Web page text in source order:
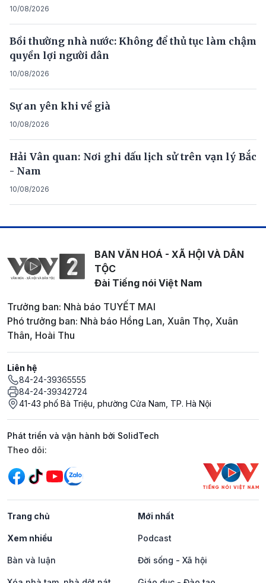
10/08/2026
Bồi thường nhà nước: Không để thủ tục làm chậm
quyền lợi người dân
10/08/2026
Sự an yên khi về già
10/08/2026
Hải Vân quan: Nơi ghi dấu lịch sử trên vạn lý Bắc
- Nam
10/08/2026
BAN VĂN HOÁ - XÃ HỘI VÀ DÂN
TỘC
Đài Tiếng nói Việt Nam
Trưởng ban: Nhà báo TUYẾT MAI
Phó trưởng ban: Nhà báo Hồng Lan, Xuân Thọ, Xuân
Thân, Hoài Thu
Liên hệ
84-24-39365555
84-24-39342724
41-43 phố Bà Triệu, phường Cửa Nam, TP. Hà Nội
Phát triển và vận hành bởi SolidTech
Mạng xã hội
Theo dõi:
Trang chủ Mới nhất
Xem nhiều Podcast
Bàn và luận Đời sống - Xã hội